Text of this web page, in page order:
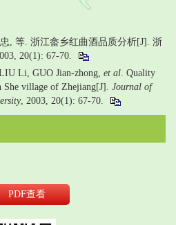
, 等. 浙江畲乡红曲酒品质分析[J]. 浙
20(1): 67-70.
Li, GUO Jian-zhong, et al . Quality
She village of Zhejiang[J]. Journal of
, 2003, 20(1): 67-70.
PDF查看